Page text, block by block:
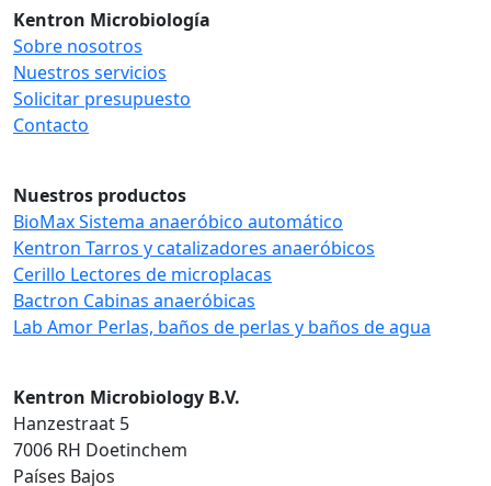
Kentron Microbiología
Sobre nosotros
Nuestros servicios
Solicitar presupuesto
Contacto
Nuestros productos
BioMax Sistema anaeróbico automático
Kentron Tarros y catalizadores anaeróbicos
Cerillo Lectores de microplacas
Bactron Cabinas anaeróbicas
Lab Amor Perlas, baños de perlas y baños de agua
Kentron Microbiology B.V.
Hanzestraat 5
7006 RH Doetinchem
Países Bajos